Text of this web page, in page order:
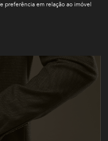
preferência em relação ao imóvel